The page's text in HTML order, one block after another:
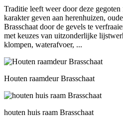
Traditie leeft weer door deze gegoten
karakter geven aan herenhuizen,
Brasschaat door de gevels te
met keuzes van uitzonderlijke
klompen, waterafvoer, ...
Houten raamdeur Brasschaat
houten huis raam Brasschaat